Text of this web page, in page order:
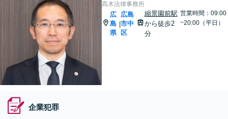
髙木法律事務所
広
島
県
|
広島
市中
区
縮景園前駅
から徒歩2
分
営業時間：09:00
~20:00（平日）
企業犯罪